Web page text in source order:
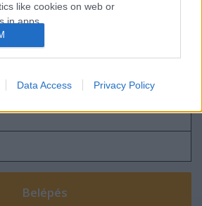
like cookies on web or
in apps.
to enable storage
to enable storage
including authentication
Data Access Privacy Policy
kell lépned!